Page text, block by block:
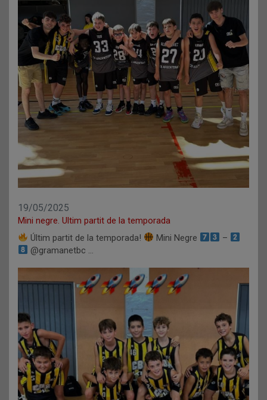
19/05/2025
Mini negre. Ultim partit de la temporada
Últim partit de la temporada!
Mini Negre
–
@gramanetbc …